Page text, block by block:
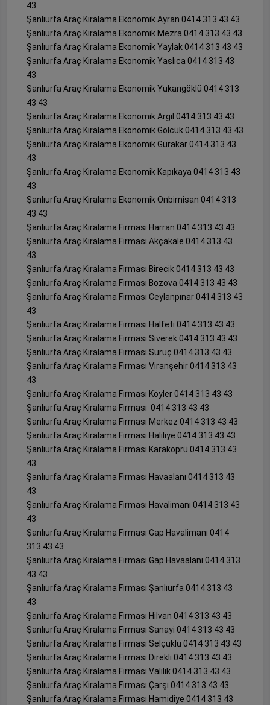
43
Şanlıurfa Araç Kiralama Ekonomik Ayran 0414 313 43 43
Şanlıurfa Araç Kiralama Ekonomik Mezra 0414 313 43 43
Şanlıurfa Araç Kiralama Ekonomik Yaylak 0414 313 43 43
Şanlıurfa Araç Kiralama Ekonomik Yaslıca 0414 313 43
43
Şanlıurfa Araç Kiralama Ekonomik Yukarıgöklü 0414 313
43 43
Şanlıurfa Araç Kiralama Ekonomik Argıl 0414 313 43 43
Şanlıurfa Araç Kiralama Ekonomik Gölcük 0414 313 43 43
Şanlıurfa Araç Kiralama Ekonomik Gürakar 0414 313 43
43
Şanlıurfa Araç Kiralama Ekonomik Kapıkaya 0414 313 43
43
Şanlıurfa Araç Kiralama Ekonomik Onbirnisan 0414 313
43 43
Şanlıurfa Araç Kiralama Firması Harran 0414 313 43 43
Şanlıurfa Araç Kiralama Firması Akçakale 0414 313 43
43
Şanlıurfa Araç Kiralama Firması Birecik 0414 313 43 43
Şanlıurfa Araç Kiralama Firması Bozova 0414 313 43 43
Şanlıurfa Araç Kiralama Firması Ceylanpınar 0414 313 43
43
Şanlıurfa Araç Kiralama Firması Halfeti 0414 313 43 43
Şanlıurfa Araç Kiralama Firması Siverek 0414 313 43 43
Şanlıurfa Araç Kiralama Firması Suruç 0414 313 43 43
Şanlıurfa Araç Kiralama Firması Viranşehir 0414 313 43
43
Şanlıurfa Araç Kiralama Firması Köyler 0414 313 43 43
Şanlıurfa Araç Kiralama Firması 0414 313 43 43
Şanlıurfa Araç Kiralama Firması Merkez 0414 313 43 43
Şanlıurfa Araç Kiralama Firması Haliliye 0414 313 43 43
Şanlıurfa Araç Kiralama Firması Karaköprü 0414 313 43
43
Şanlıurfa Araç Kiralama Firması Havaalanı 0414 313 43
43
Şanlıurfa Araç Kiralama Firması Havalimanı 0414 313 43
43
Şanlıurfa Araç Kiralama Firması Gap Havalimanı 0414
313 43 43
Şanlıurfa Araç Kiralama Firması Gap Havaalanı 0414 313
43 43
Şanlıurfa Araç Kiralama Firması Şanlıurfa 0414 313 43
43
Şanlıurfa Araç Kiralama Firması Hilvan 0414 313 43 43
Şanlıurfa Araç Kiralama Firması Sanayi 0414 313 43 43
Şanlıurfa Araç Kiralama Firması Selçuklu 0414 313 43 43
Şanlıurfa Araç Kiralama Firması Direkli 0414 313 43 43
Şanlıurfa Araç Kiralama Firması Valilik 0414 313 43 43
Şanlıurfa Araç Kiralama Firması Çarşı 0414 313 43 43
Şanlıurfa Araç Kiralama Firması Hamidiye 0414 313 43